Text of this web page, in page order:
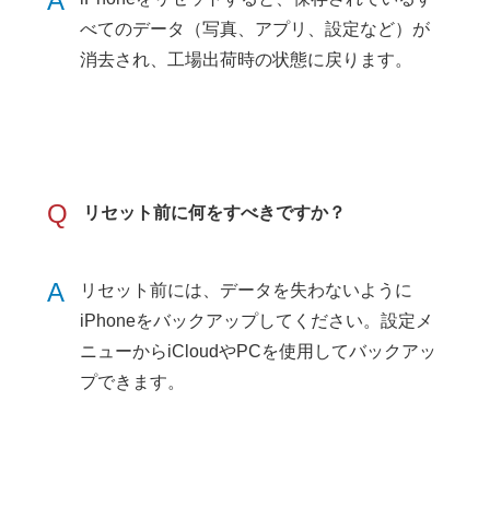
べてのデータ（写真、アプリ、設定など）が
消去され、工場出荷時の状態に戻ります。
Q リセット前に何をすべきですか？
A
リセット前には、データを失わないように
iPhoneをバックアップしてください。設定メ
ニューからiCloudやPCを使用してバックアッ
プできます。